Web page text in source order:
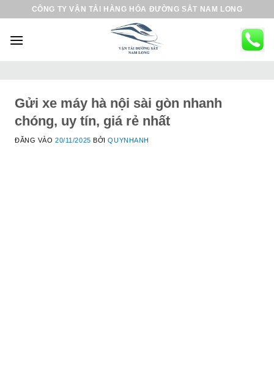
CÔNG TY VẬN TẢI HÀNG HÓA ĐƯỜNG SẮT NAM LONG
Gửi xe máy hà nội sài gòn nhanh
chóng, uy tín, giá rẻ nhất
ĐĂNG VÀO20/11/2025 BỞIQUYNHANH